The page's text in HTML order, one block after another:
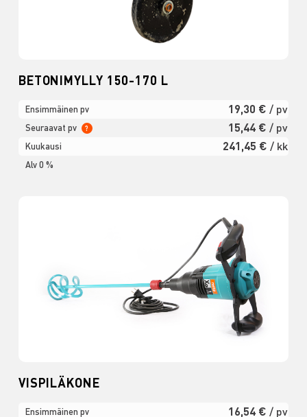
BETONIMYLLY 150-170 L
Ensimmäinen pv 19,30 € / pv
Seuraavat pv ? 15,44 € / pv
Kuukausi 241,45 € / kk
Alv 0 %
VISPILÄKONE
Ensimmäinen pv 16,54 € / pv